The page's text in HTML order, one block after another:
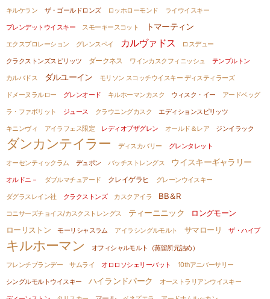
キルケラン
ザ・ゴールドロンズ ロッホローモンド
ライウイスキー
ブレンデットウイスキー
スモーキースコット トマーティン
エクスプロレーション グレンスペイ カルヴァドス
ロスデュー
クラクストンズスピリッツ
ダークネス ワインカスクフィニッシュ
テンプルトン
カルバドス
ダルユーイン
モリソン スコッチウイスキー ディスティラーズ
ドメーヌラルロー
グレンオード キルホーマンカスク ウィスク・イー
アードベッグ
ラ・ファボリット
ジュース クラウニングカスク
エディションスピリッツ
キニンヴィ
アイラフェス限定 レディオブザグレン オールド＆レア ジンイラック
ダンカンテイラー ディスカバリー
グレンタレット
オーセンティックラム
デュポン バッチストレングス ウイスキーギャラリー
オルドニ－ ダブルマチュアード クレイゲラヒ
グレーンウイスキー
ダグラスレイン社
クラクストンズ カスクアイラ BB＆R
コニサーズチョイス/カスクストレングス ティーニニック ロングモーン
ローリストン モーリシャスラム アイラシングルモルト サマローリ ザ・ハイブ
キルホーマン
オフィシャルモルト（蒸留所元詰め）
フレンチブランデー
サムライ オロロソシェリーバット
10thアニバーサリー
シングルモルトウイスキー
ハイランドパーク
オーストラリアンウイスキー